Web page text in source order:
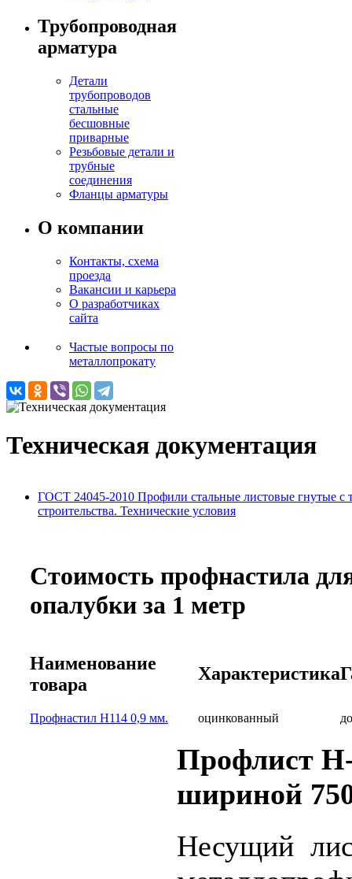
Трубопроводная
арматура
Детали
трубопроводов
стальные
бесшовные
приварные
Резьбовые детали и
трубные
соединения
Фланцы арматуры
О компании
Контакты, схема
проезда
Вакансии и карьера
О разработчиках
сайта
Частые вопросы по
металлопрокату
Техническая документация
ГОСТ 24045-2010 Профили стальные листовые гнутые с
строительства. Технические условия
Стоимость профнастила
опалубки за 1 метр
Наименование
товара
Характеристика
Профнастил Н114 0,9 мм. оцинкованный
Профлист Н-
шириной
Несущий